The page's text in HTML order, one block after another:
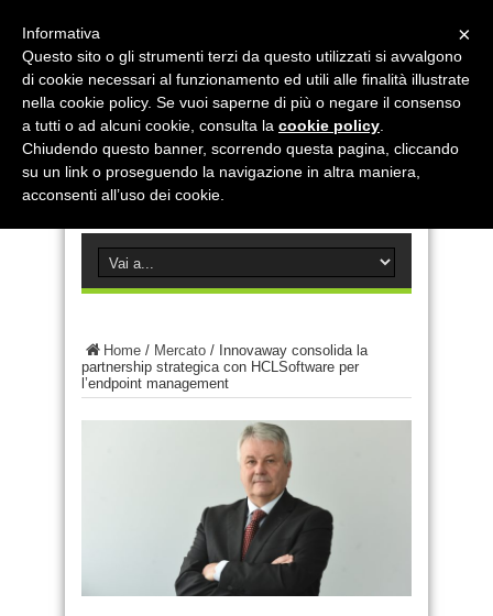
Home / Mercato / Innovaway consolida la
partnership strategica con HCLSoftware per
l’endpoint management
×
Informativa
Questo sito o gli strumenti terzi da questo utilizzati si avvalgono
di cookie necessari al funzionamento ed utili alle finalità illustrate
nella cookie policy. Se vuoi saperne di più o negare il consenso
a tutti o ad alcuni cookie, consulta la cookie policy
Chiudendo questo banner, scorrendo questa pagina, cliccando
su un link o proseguendo la navigazione in altra maniera,
acconsenti all’uso dei cookie.